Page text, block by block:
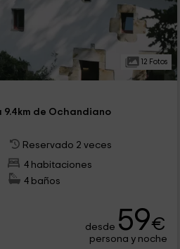
12 Fotos
de Ochandiano
Reservado 2 veces
4 habitaciones
4 baños
desde 59€
persona y noche